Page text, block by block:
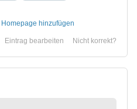
Homepage hinzufügen
Nicht korrekt?
Eintrag bearbeiten